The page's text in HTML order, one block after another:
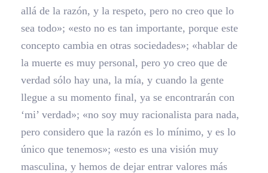
allá de la razón, y la respeto, pero no creo que lo
sea todo»; «esto no es tan importante, porque este
concepto cambia en otras sociedades»; «hablar de
la muerte es muy personal, pero yo creo que de
verdad sólo hay una, la mía, y cuando la gente
llegue a su momento final, ya se encontrarán con
‘mi’ verdad»; «no soy muy racionalista para nada,
pero considero que la razón es lo mínimo, y es lo
único que tenemos»; «esto es una visión muy
masculina, y hemos de dejar entrar valores más